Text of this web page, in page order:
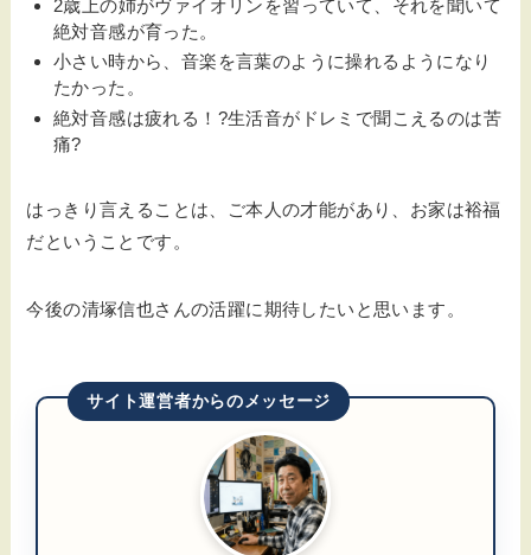
2歳上の姉がヴァイオリンを習っていて、それを聞いて
絶対音感が育った。
小さい時から、音楽を言葉のように操れるようになり
たかった。
絶対音感は疲れる！?生活音がドレミで聞こえるのは苦
痛?
はっきり言えることは、ご本人の才能があり、お家は裕福
だということです。
今後の清塚信也さんの活躍に期待したいと思います。
サイト運営者からのメッセージ